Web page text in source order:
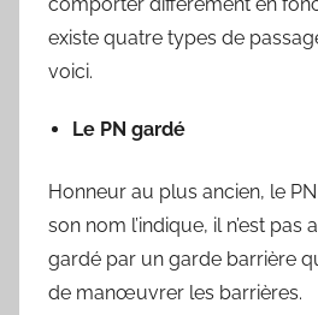
existe quatre types de
voici.
Le PN gardé
Honneur au plus ancien, le
son nom l’indique, il n’est
gardé par un garde barrière
de manœuvrer les barrières.